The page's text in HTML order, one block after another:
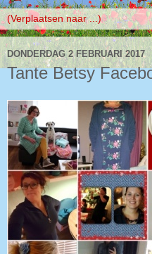
DONDERDAG 2 FEBRUARI 2017
Tante Betsy